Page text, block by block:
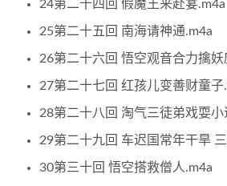
24第二十四回 假魔王来赴宴.m4a
25第二十五回 南海请神通.m4a
26第二十六回 悟空观音合力擒妖
27第二十七回 红孩儿变善财童子
28第二十八回 淘气三徒弟戏耍小
29第二十九回 车迟国常年干旱
30第三十回 悟空搭救僧人.m4a